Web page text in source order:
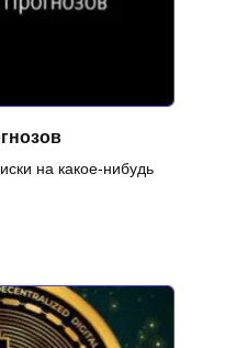
на какое-нибудь